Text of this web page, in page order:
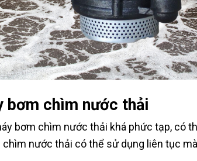
bơm chìm nước thải
bơm chìm nước thải khá phức tạp, có
chìm nước thải có thể sử dụng liên tục